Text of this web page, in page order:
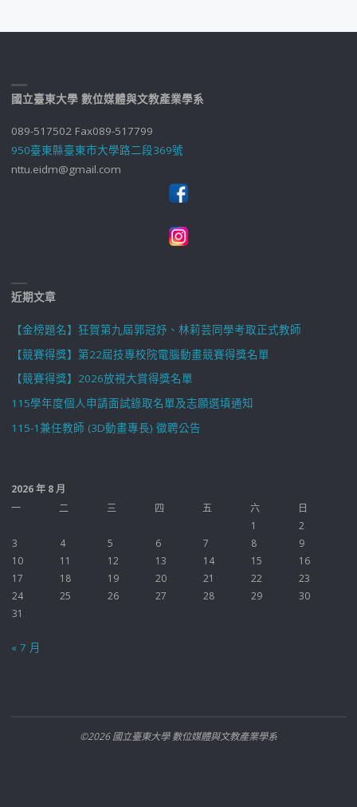
國立臺東大學 數位媒體與文教產業學系
089-517502 Fax089-517799
950臺東縣臺東市大學路二段369號
nttu.eidm@gmail.com
近期文章
【金榜題名】狂賀第九屆郭冠妤、林莉芸同學考取正式教師
【競賽得獎】第22屆技專校院電腦動畫競賽得獎名單
【競賽得獎】2026放視大賞得獎名單
115學年度個人申請面試錄取名單及志願選填通知
115-1兼任教師 (3D動畫專長) 徵聘公告
2026 年 8 月
一
二 三 四 五 六
日
1
2
3
4 5 6 7 8
9
10
11 12 13 14 15
16
17
18 19 20 21 22
23
24
25 26 27 28 29
30
31
« 7 月
©2026 國立臺東大學 數位媒體與文教產業學系